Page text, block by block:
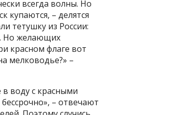
всегда волны. Но
купаются, – делятся
тетушку из России:
Но желающих
красном флаге вот
мелководье?» –
воду с красными
– отвечают